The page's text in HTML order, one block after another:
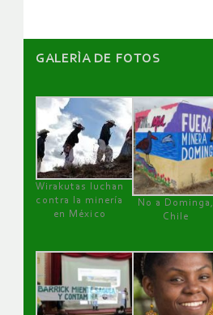
GALERÌA DE FOTOS
Wirakutas luchan
contra la minería
en México
No a Dominga,
Chile